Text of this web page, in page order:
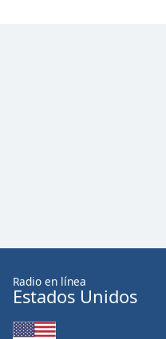
Radio en línea
Estados Unidos